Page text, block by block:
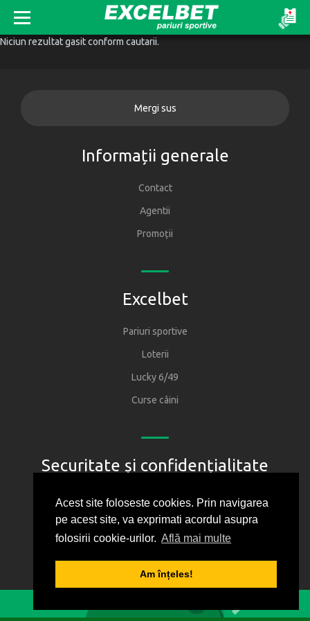
Acest site foloseste cookies. Prin navigarea
pe acest site, va exprimati acordul asupra
folosirii cookie-urilor. Află mai multe
Am înțeles!
Niciun rezultat gasit conform cautarii.
Mergi sus
Informații generale
Contact
Agentii
Promoții
Excelbet
Pariuri sportive
Loterii
Lucky 6/49
Curse câini
Securitate și confidențialitate
Regulament
Joacă responsabil
Oficiul National pentru Jocuri de Noroc
Politica de confidentialitate
Cum folosim cookie-urile